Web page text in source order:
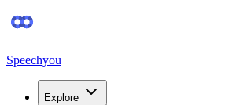
Speechyou
Explore